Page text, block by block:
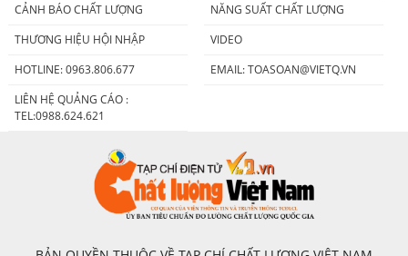
CẢNH BÁO CHẤT LƯỢNG
NĂNG SUẤT CHẤT LƯỢNG
THƯƠNG HIỆU HỘI NHẬP
VIDEO
HOTLINE: 0963.806.677
EMAIL:TOASOAN@VIETQ.VN
LIÊN HỆ QUẢNG CÁO :
TEL:0988.624.621